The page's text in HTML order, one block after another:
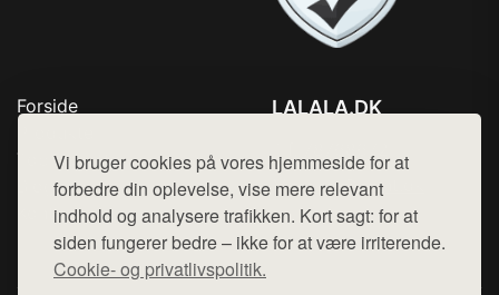
Vi bruger cookies på vores hjemmeside for at
forbedre din oplevelse, vise mere relevant
indhold og analysere trafikken. Kort sagt: for at
siden fungerer bedre – ikke for at være irriterende.
Cookie- og privatlivspolitik.
Forside
Top Rabatter
Blog
Kontakt
LALALA.DK
Mail: hej@want.dk
Cookie- og privatlivspolitik